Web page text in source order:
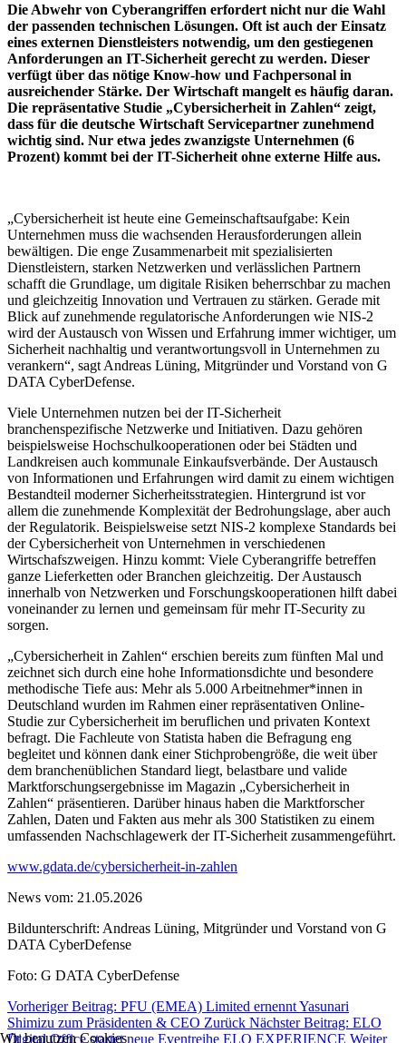
Die Abwehr von Cyberangriffen erfordert nicht nur die Wahl
der passenden technischen Lösungen. Oft ist auch der Einsatz
eines externen Dienstleisters notwendig, um den gestiegenen
Anforderungen an IT-Sicherheit gerecht zu werden. Dieser
verfügt über das nötige Know-how und Fachpersonal in
ausreichender Stärke. Der Wirtschaft mangelt es häufig daran.
Die repräsentative Studie „Cybersicherheit in Zahlen“ zeigt,
dass für die deutsche Wirtschaft Servicepartner zunehmend
wichtig sind. Nur etwa jedes zwanzigste Unternehmen (6
Prozent) kommt bei der IT-Sicherheit ohne externe Hilfe aus.
„Cybersicherheit ist heute eine Gemeinschaftsaufgabe: Kein
Unternehmen muss die wachsenden Herausforderungen allein
bewältigen. Die enge Zusammenarbeit mit spezialisierten
Dienstleistern, starken Netzwerken und verlässlichen Partnern
schafft die Grundlage, um digitale Risiken beherrschbar zu machen
und gleichzeitig Innovation und Vertrauen zu stärken. Gerade mit
Blick auf zunehmende regulatorische Anforderungen wie NIS-2
wird der Austausch von Wissen und Erfahrung immer wichtiger, um
Sicherheit nachhaltig und verantwortungsvoll in Unternehmen zu
verankern“, sagt Andreas Lüning, Mitgründer und Vorstand von G
DATA CyberDefense.
Viele Unternehmen nutzen bei der IT-Sicherheit
branchenspezifische Netzwerke und Initiativen. Dazu gehören
beispielsweise Hochschulkooperationen oder bei Städten und
Landkreisen auch kommunale Einkaufsverbände. Der Austausch
von Informationen und Erfahrungen wird damit zu einem wichtigen
Bestandteil moderner Sicherheitsstrategien. Hintergrund ist vor
allem die zunehmende Komplexität der Bedrohungslage, aber auch
der Regulatorik. Beispielsweise setzt NIS-2 komplexe Standards bei
der Cybersicherheit von Unternehmen in verschiedenen
Wirtschafszweigen. Hinzu kommt: Viele Cyberangriffe betreffen
ganze Lieferketten oder Branchen gleichzeitig. Der Austausch
innerhalb von Netzwerken und Forschungskooperationen hilft dabei
voneinander zu lernen und gemeinsam für mehr IT-Security zu
sorgen.
„Cybersicherheit in Zahlen“ erschien bereits zum fünften Mal und
zeichnet sich durch eine hohe Informationsdichte und besondere
methodische Tiefe aus: Mehr als 5.000 Arbeitnehmer*innen in
Deutschland wurden im Rahmen einer repräsentativen Online-
Studie zur Cybersicherheit im beruflichen und privaten Kontext
befragt. Die Fachleute von Statista haben die Befragung eng
begleitet und können dank einer Stichprobengröße, die weit über
dem branchenüblichen Standard liegt, belastbare und valide
Marktforschungsergebnisse im Magazin „Cybersicherheit in
Zahlen“ präsentieren. Darüber hinaus haben die Marktforscher
Zahlen, Daten und Fakten aus mehr als 300 Statistiken zu einem
umfassenden Nachschlagewerk der IT-Sicherheit zusammengeführt.
www.gdata.de/cybersicherheit-in-zahlen
News vom: 21.05.2026
Bildunterschrift: Andreas Lüning, Mitgründer und Vorstand von G
DATA CyberDefense
Foto: G DATA CyberDefense
Vorheriger Beitrag: PFU (EMEA) Limited ernennt Yasunari
Shimizu zum Präsidenten & CEO Zurück Nächster Beitrag: ELO
Digital Office startet neue Eventreihe ELO EXPERIENCE Weiter
Wir benutzen Cookies